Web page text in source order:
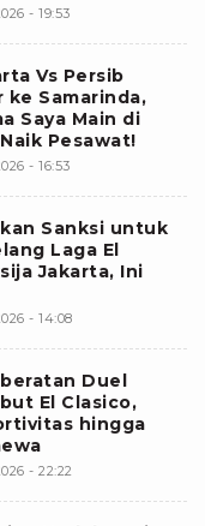
- 19:53
Vs Persib
ke Samarinda,
Saya Main di
Pesawat!
- 16:53
Sanksi untuk
Laga El
Jakarta, Ini
- 14:08
Duel
El Clasico,
hingga
- 22:22